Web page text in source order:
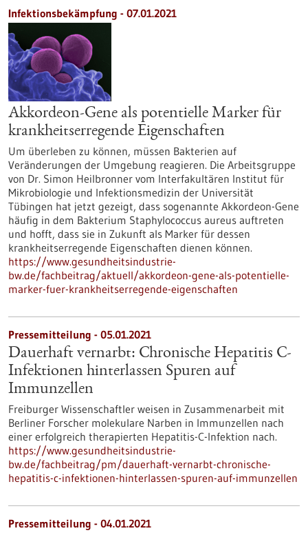
Infektionsbekämpfung - 07.01.2021
Akkordeon-Gene als potentielle Marker für
krankheitserregende Eigenschaften
Um überleben zu können, müssen Bakterien auf
Veränderungen der Umgebung reagieren. Die Arbeitsgruppe
von Dr. Simon Heilbronner vom Interfakultären Institut für
Mikrobiologie und Infektionsmedizin der Universität
Tübingen hat jetzt gezeigt, dass sogenannte Akkordeon-Gene
häufig in dem Bakterium Staphylococcus aureus auftreten
und hofft, dass sie in Zukunft als Marker für dessen
krankheitserregende Eigenschaften dienen können.
https://www.gesundheitsindustrie-
bw.de/fachbeitrag/aktuell/akkordeon-gene-als-potentielle-
marker-fuer-krankheitserregende-eigenschaften
Pressemitteilung - 05.01.2021
Dauerhaft vernarbt: Chronische Hepatitis C-
Infektionen hinterlassen Spuren auf
Immunzellen
Freiburger Wissenschaftler weisen in Zusammenarbeit mit
Berliner Forscher molekulare Narben in Immunzellen nach
einer erfolgreich therapierten Hepatitis-C-Infektion nach.
https://www.gesundheitsindustrie-
bw.de/fachbeitrag/pm/dauerhaft-vernarbt-chronische-
hepatitis-c-infektionen-hinterlassen-spuren-auf-immunzellen
Pressemitteilung - 04.01.2021